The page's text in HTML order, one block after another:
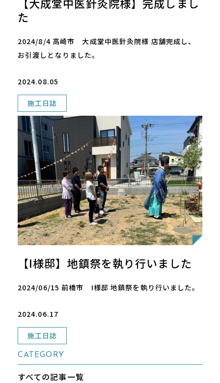
た
2024/8/4 高崎市 大成堂中医針灸院様 店舗完成し、
お引渡しとなりました。
2024.08.05
施工日誌
【I様邸】地鎮祭を執り行いました
2024/06/15 前橋市 I様邸 地鎮祭を執り行いました。
2024.06.17
施工日誌
CATEGORY
すべての記事一覧